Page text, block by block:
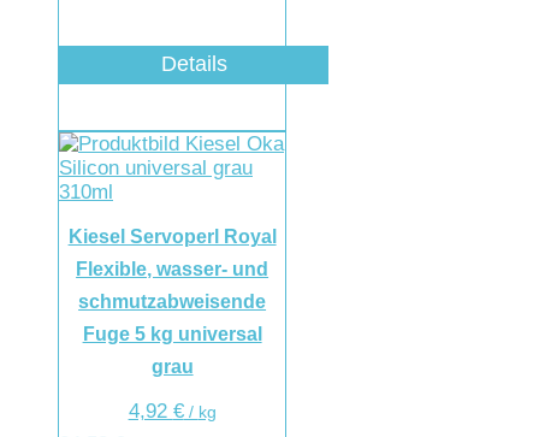
Details
Kiesel Servoperl Royal
Flexible, wasser- und
schmutzabweisende
Fuge 5 kg universal
grau
4,92 €/ kg